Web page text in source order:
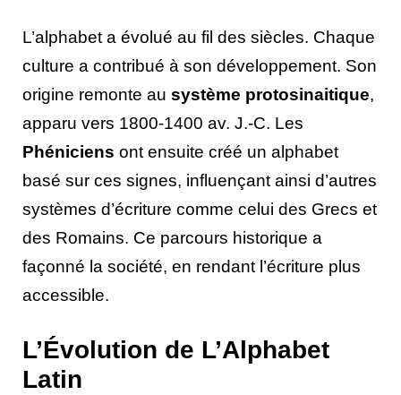
L’alphabet a évolué au fil des siècles. Chaque
culture a contribué à son développement. Son
origine remonte au système protosinaitique,
apparu vers 1800-1400 av. J.-C. Les
Phéniciens ont ensuite créé un alphabet
basé sur ces signes, influençant ainsi d’autres
systèmes d’écriture comme celui des Grecs et
des Romains. Ce parcours historique a
façonné la société, en rendant l’écriture plus
accessible.
L’Évolution de L’Alphabet
Latin